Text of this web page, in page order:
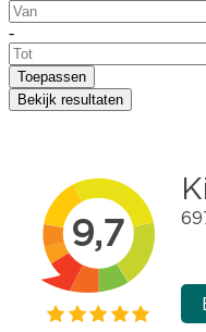
-
Toepassen
Bekijk resultaten